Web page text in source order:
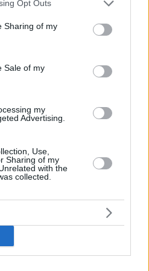
behaviour. You may click to
and its third-party tags to
purposes in below Google
Opt Outs
Sharing of my
Sale of my
my
Advertising.
Use,
Sharing of my
with the
collected.
η
της